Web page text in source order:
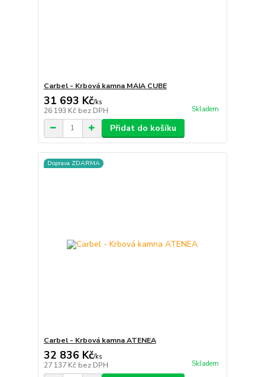
Carbel - Krbová kamna MAIA CUBE
31 693 Kč/ks
26 193 Kč bez DPH Skladem
Přidat do košíku
Doprava ZDARMA
Carbel - Krbová kamna ATENEA
32 836 Kč/ks
27 137 Kč bez DPH Skladem